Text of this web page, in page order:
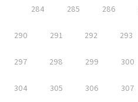
284 285 286
290 291 292 293
297 298 299 300
304 305 306 307